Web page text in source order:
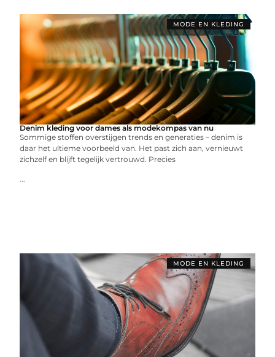
MODE EN KLEDING
Denim kleding voor dames als modekompas van nu
Sommige stoffen overstijgen trends en generaties – denim is
daar het ultieme voorbeeld van. Het past zich aan, vernieuwt
zichzelf en blijft tegelijk vertrouwd. Precies
...
MODE EN KLEDING